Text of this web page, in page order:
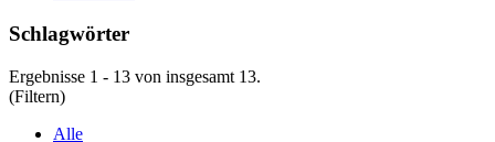
Schlagwörter
Ergebnisse 1 - 13 von insgesamt 13.
(Filtern)
Alle